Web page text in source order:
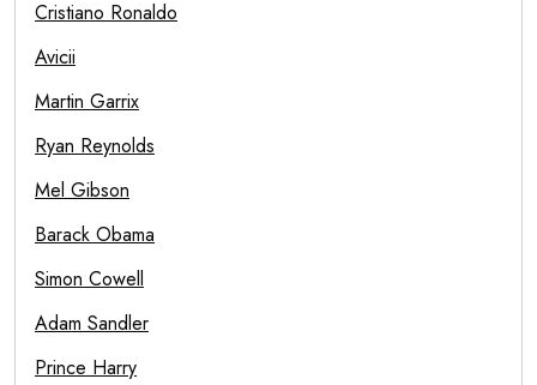
Cristiano Ronaldo
Avicii
Martin Garrix
Ryan Reynolds
Mel Gibson
Barack Obama
Simon Cowell
Adam Sandler
Prince Harry